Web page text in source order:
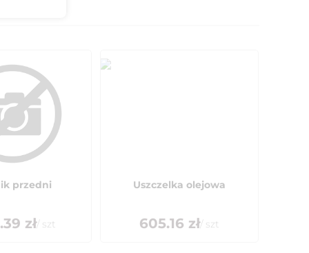
przedni
zł/ szt
Uszczelka olejowa
605.16 zł/ szt